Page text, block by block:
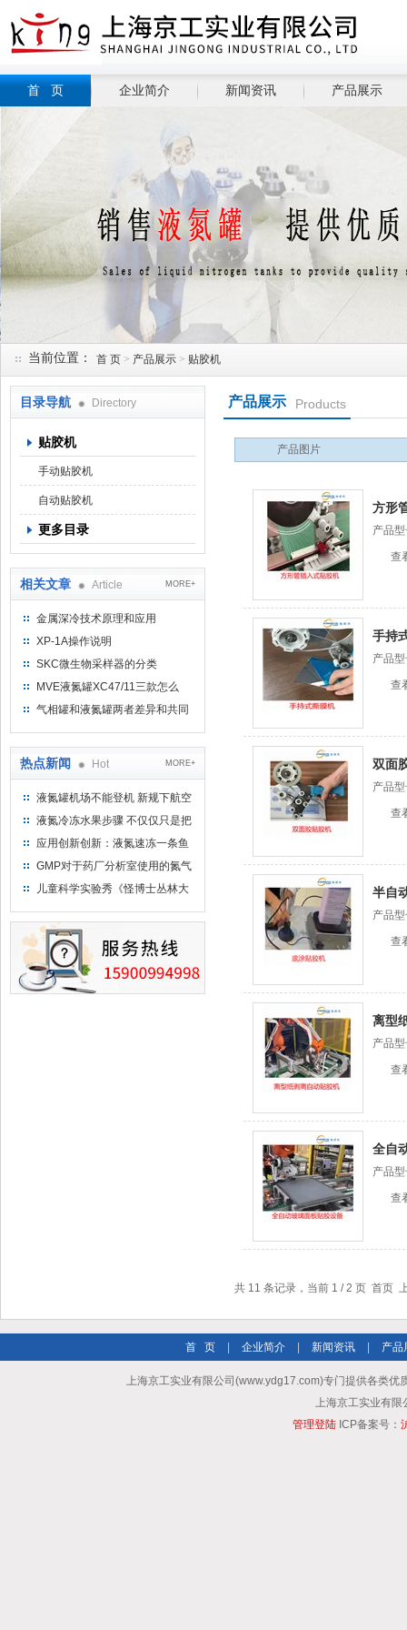
上海京工实业有限公司
首 页 企业简介 新闻资讯 产品展示
当前位置： 首 页 > 产品展示 > 贴胶机
目录导航 Directory
贴胶机
手动贴胶机
自动贴胶机
更多目录
相关文章 Article MORE+
金属深冷技术原理和应用
XP-1A操作说明
SKC微生物采样器的分类
MVE液氮罐XC47/11三款怎么
选？
气相罐和液氮罐两者差异和共同
热点新闻 Hot MORE+
液氮罐机场不能登机 新规下航空
运输罐能否上飞机
液氮冷冻水果步骤 不仅仅只是把
水果扔到液氮中
应用创新创新：液氮速冻一条鱼
只需15分钟 保持活鲜一整年
GMP对于药厂分析室使用的氮气
钢瓶存放标准
儿童科学实验秀《怪博士丛林大
及
产品展示 Products
产品图片
方形
产品
查
手持
产品
查
双面
产品
查
半自
产品
查
离型
产品
查
全自
产品
查
共 11 条记录，当前 1 / 2 页 首页
首 页 企业简介 新闻资讯 产品
上海京工实业有限公司(www.ydg17.com)专门提供各类优
上海京工实业有限
管理登陆ICP备案号：